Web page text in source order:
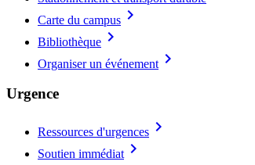
Carte du campus chevron_right
Bibliothèque chevron_right
Organiser un événement chevron_right
Urgence
Ressources d'urgences chevron_right
Soutien immédiat chevron_right